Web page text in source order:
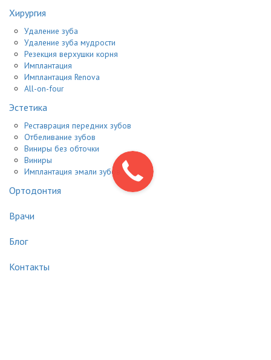
Хирургия
Удаление зуба
Удаление зуба мудрости
Резекция верхушки корня
Имплантация
Имплантация Renova
All-on-four
Эстетика
Реставрация передних зубов
Отбеливание зубов
Виниры без обточки
Виниры
Имплантация эмали зубов
Ортодонтия
Врачи
Блог
Контакты